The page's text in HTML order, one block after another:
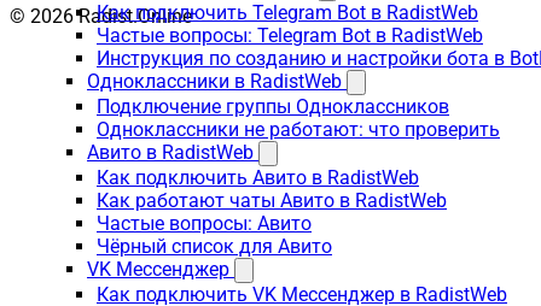
Как подключить Telegram Bot в RadistWeb
Частые вопросы: Telegram Bot в RadistWeb
Инструкция по созданию и настройки бота в
Одноклассники в RadistWeb
Подключение группы Одноклассников
Одноклассники не работают: что проверить
Авито в RadistWeb
Как подключить Авито в RadistWeb
Как работают чаты Авито в RadistWeb
Частые вопросы: Авито
Чёрный список для Авито
VK Мессенджер
Как подключить VK Мессенджер в RadistWeb
© 2026 Radist.Online